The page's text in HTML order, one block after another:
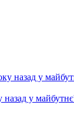
назад у